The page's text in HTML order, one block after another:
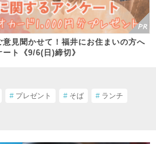
意見聞かせて！福井にお住まいの方へ
ト《9/6(日)締切》
# プレゼント # そば # ランチ